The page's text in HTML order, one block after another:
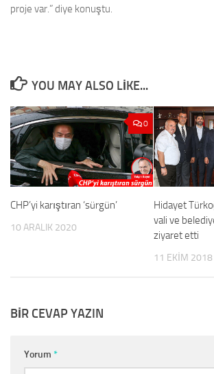
proje var.” diye konuştu.
YOU MAY ALSO LIKE...
0
CHP’yi karıştıran ‘sürgün’
10 ARALIK 2020
Hidayet
vali ve
ziyaret etti
11 EKIM 2018
BIR CEVAP YAZIN
Yorum *